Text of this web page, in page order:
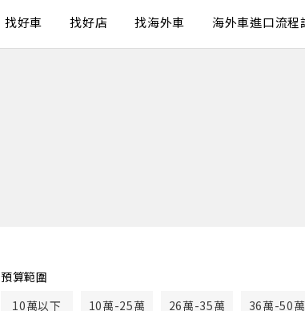
找好車 找好店 找海外車 海外車進口流程
預算範圍
10萬以下
10萬-25萬 26萬-35萬 36萬-50萬